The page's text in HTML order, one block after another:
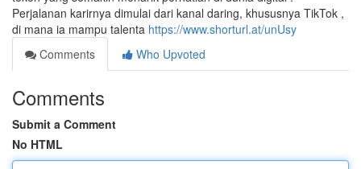
Perjalanan karirnya dimulai dari kanal daring, khususnya TikTok ,
di mana ia mampu talenta https://www.shorturl.at/unUsy
Comments
Who Upvoted
Comments
Submit a Comment
No HTML